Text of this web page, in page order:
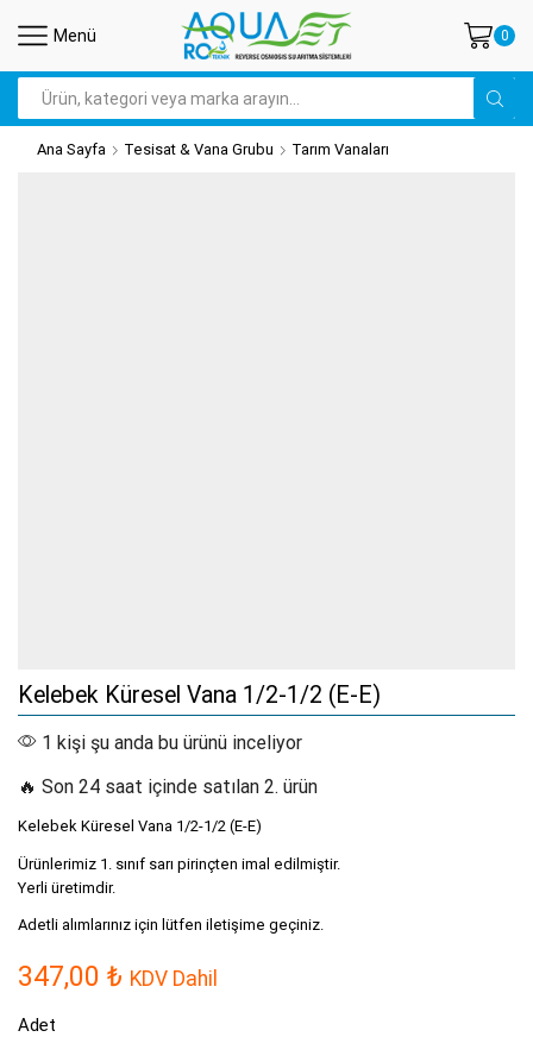
Menü 0
Search
input
Ana Sayfa Tesisat & Vana Grubu Tarım Vanaları
Kelebek Küresel Vana 1/2-1/2 (E-E)
1 kişi şu anda bu ürünü inceliyor
🔥 Son 24 saat içinde satılan 2. ürün
Kelebek Küresel Vana 1/2-1/2 (E-E)
Ürünlerimiz 1. sınıf sarı pirinçten imal edilmiştir.
Yerli üretimdir.
Adetli alımlarınız için lütfen iletişime geçiniz.
347,00 ₺ KDV Dahil
Adet